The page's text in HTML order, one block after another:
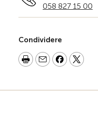
058 827 15 00
Condividere